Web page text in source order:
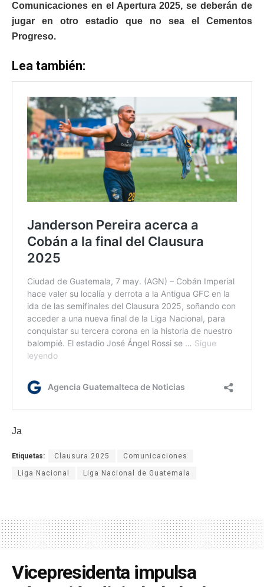
Comunicaciones en el Apertura 2025, se deberán de
jugar en otro estadio que no sea el Cementos
Progreso.
Lea también:
Ja
Etiquetas: Clausura 2025 Comunicaciones
Liga Nacional Liga Nacional de Guatemala
Vicepresidenta impulsa